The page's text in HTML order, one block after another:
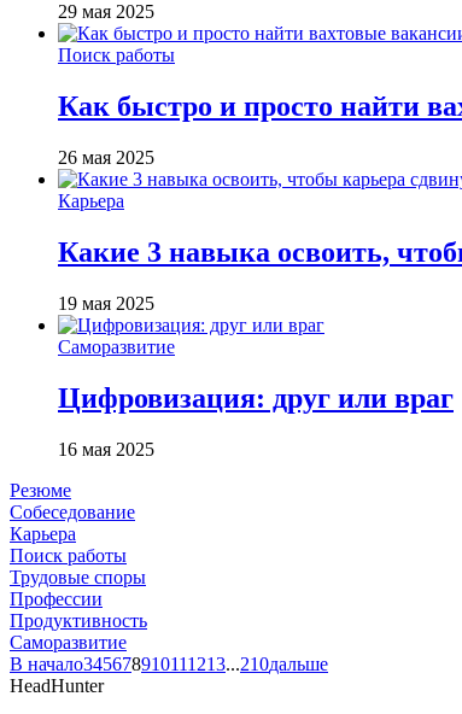
29 мая 2025
Поиск работы
Как быстро и просто найти
26 мая 2025
Карьера
Какие 3 навыка освоить,
19 мая 2025
Саморазвитие
Цифровизация: друг или враг
16 мая 2025
Резюме
Собеседование
Карьера
Поиск работы
Трудовые споры
Профессии
Продуктивность
Саморазвитие
В начало345678910111213...210дальше
HeadHunter